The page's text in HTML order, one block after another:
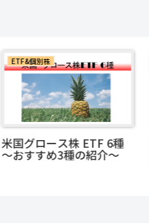
ETF&個別株
米国グロース株 ETF 6種
～おすすめ3種の紹介～